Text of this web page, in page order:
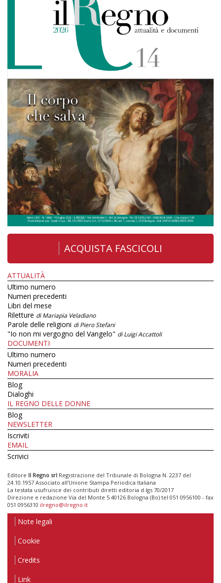
ACQUISTA FASCICOLI
ATTUALITÀ
Ultimo numero
Numeri precedenti
Libri del mese
Riletture di Mariapia Veladiano
Parole delle religioni di Piero Stefani
"Io non mi vergogno del Vangelo" di Luigi Accattoli
DOCUMENTI
Ultimo numero
Numeri precedenti
MORALIA
Blog
Dialoghi
IL REGNO DELLE DONNE
Blog
NEWSLETTER
Iscriviti
EMAIL
Scrivici
Editore Il Regno srl Registrazione del Tribunale di Bologna N. 2237 del
24.10.1957 Associato all’Unione Stampa Periodica Italiana
La testata usufruisce dei contributi diretti editoria d.lgs 70/2017
Direzione e redazione Via del Monte 5 40126 Bologna (Bo) tel 051 0956100 - fax
051 0956310 ilregno@ilregno.it
Note legali
Cookie
Credits
Link